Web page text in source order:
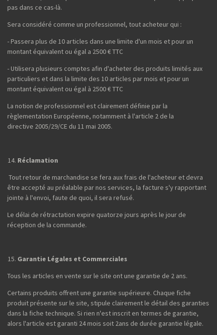
pas dans ce cas-là.
Sera considéré comme un professionnel, tout acheteur qui :
- Passera plus de 10 articles dans une limite d'un mois et pour un
montant équivalent ou égal a 2500 € TTC
- Utilisera plusieurs comptes afin d'acheter des produits limités aux
particuliers et dans la limite des 10 articles par mois et pour un
montant équivalent ou égal à 2500 € TTC
La notion de professionnel est clairement définie par la
règlementation Européenne, notamment à l'article 2 de la
directive 2005/29/CE du 11 mai 2005.
Réclamation
Tout retour de marchandise se fera aux frais de l'acheteur et devra
être accepté au préalable par nos services, la facture s'y rapportant
jointe à l'envoi, faute de quoi, il sera refusé.
Le délai de rétractation expire quatorze jours après le jour de
réception de la commande.
Garantie Légales et Commerciales
Tous les articles en vente sur le site ont une garantie de 2 ans.
Certains produits offrent une garantie supérieure. Chaque fiche
produit présente sur le site, stipule clairement le détail des garanties
dans la fiche technique. Si rien n'est inscrit en termes de garantie,
alors l'article est garanti 24 mois soit 2ans de durée garantie légale.